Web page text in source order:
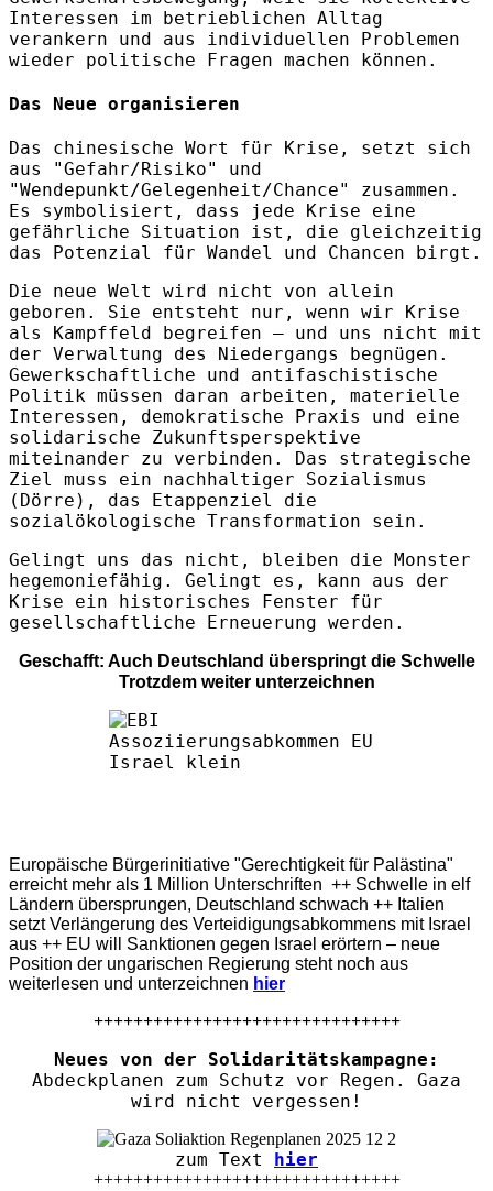
Interessen im betrieblichen Alltag
verankern und aus individuellen Problemen
wieder politische Fragen machen können.
Das Neue organisieren
Das chinesische Wort für Krise, setzt sich
aus "Gefahr/Risiko" und
"Wendepunkt/Gelegenheit/Chance" zusammen.
Es symbolisiert, dass jede Krise eine
gefährliche Situation ist, die gleichzeitig
das Potenzial für Wandel und Chancen birgt.
Die neue Welt wird nicht von allein
geboren. Sie entsteht nur, wenn wir Krise
als Kampffeld begreifen – und uns nicht mit
der Verwaltung des Niedergangs begnügen.
Gewerkschaftliche und antifaschistische
Politik müssen daran arbeiten, materielle
Interessen, demokratische Praxis und eine
solidarische Zukunftsperspektive
miteinander zu verbinden. Das strategische
Ziel muss ein nachhaltiger Sozialismus
(Dörre), das Etappenziel die
sozialökologische Transformation sein.
Gelingt uns das nicht, bleiben die Monster
hegemoniefähig. Gelingt es, kann aus der
Krise ein historisches Fenster für
gesellschaftliche Erneuerung werden.
Geschafft: Auch Deutschland überspringt die Schwelle
Trotzdem weiter unterzeichnen
Europäische Bürgerinitiative "Gerechtigkeit für Palästina"
erreicht mehr als 1 Million Unterschriften ++ Schwelle in elf
Ländern übersprungen, Deutschland schwach ++ Italien
setzt Verlängerung des Verteidigungsabkommens mit Israel
aus ++ EU will Sanktionen gegen Israel erörtern – neue
Position der ungarischen Regierung steht noch aus
weiterlesen und unterzeichnen hier
+++++++++++++++++++++++++++++++
Neues von der Solidaritätskampagne:
Abdeckplanen zum Schutz vor Regen. Gaza
wird nicht vergessen!
zum Text hier
+++++++++++++++++++++++++++++++